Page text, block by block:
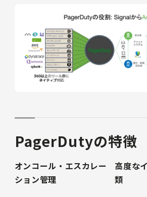
PagerDutyの特徴
オンコール・エスカレー
ション管理
高度な
類